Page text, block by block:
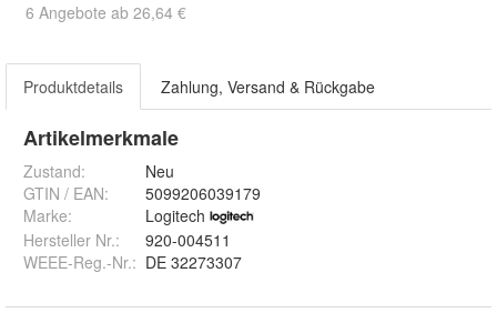
6 Angebote ab 26,64 €
Produktdetails Zahlung, Versand & Rückgabe
Artikelmerkmale
Zustand:
Neu
GTIN / EAN:
5099206039179
Marke:
Logitech
Hersteller Nr.:
920-004511
WEEE-Reg.-Nr.: DE 32273307